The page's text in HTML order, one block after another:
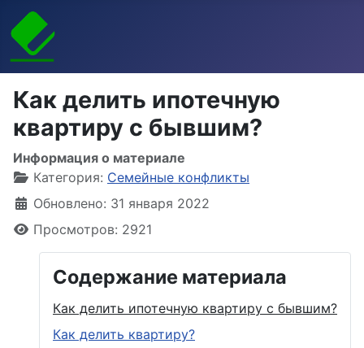
Как делить ипотечную
квартиру с бывшим?
Информация о материале
Категория: Семейные конфликты
Обновлено: 31 января 2022
Просмотров: 2921
Содержание материала
Как делить ипотечную квартиру с бывшим?
Как делить квартиру?